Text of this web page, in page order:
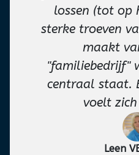
lossen (tot op
sterke troeven
maakt
"familiebedrijf"
centraal staat.
voelt
Leen